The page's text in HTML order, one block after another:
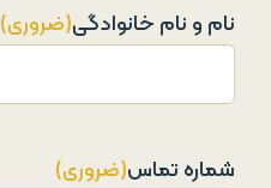
نام و نام خانوادگی(ضروری)
شماره تماس(ضروری)